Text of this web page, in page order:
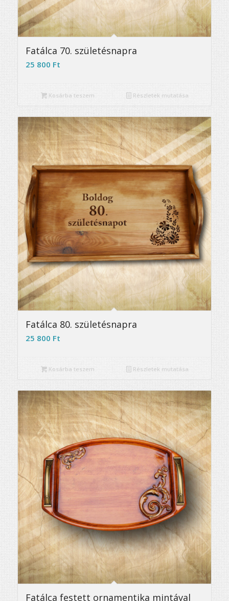
5.00
Fatálca 70. születésnapra
25 800 Ft
Kosárba teszem Részletek mutatása
5.00
Fatálca 80. születésnapra
25 800 Ft
Kosárba teszem Részletek mutatása
Fatálca festett ornamentika mintával